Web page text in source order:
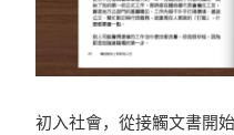
初入社會，從接觸文書開